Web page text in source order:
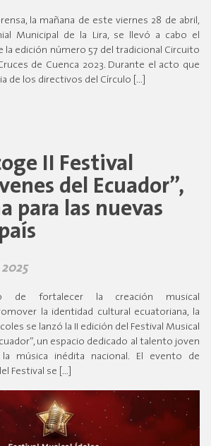
la mañana de este viernes 28 de abril,
Municipal de la Lira, se llevó a cabo el
la edición número 57 del tradicional Circuito
de Cuenca 2023. Durante el acto que
de los directivos del Círculo […]
II Festival
del Ecuador”,
para las nuevas
de fortalecer la creación musical
la identidad cultural ecuatoriana, la
se lanzó la II edición del Festival Musical
un espacio dedicado al talento joven
música inédita nacional. El evento de
Festival se […]